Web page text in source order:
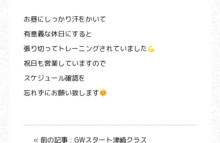
お昼にしっかり汗をかいて
有意義な休日にすると
張り切ってトレーニングされていました
祝日も営業していますので
スケジュール確認を
忘れずにお願い致します
« 前の記事 : GWスタート津崎クラス